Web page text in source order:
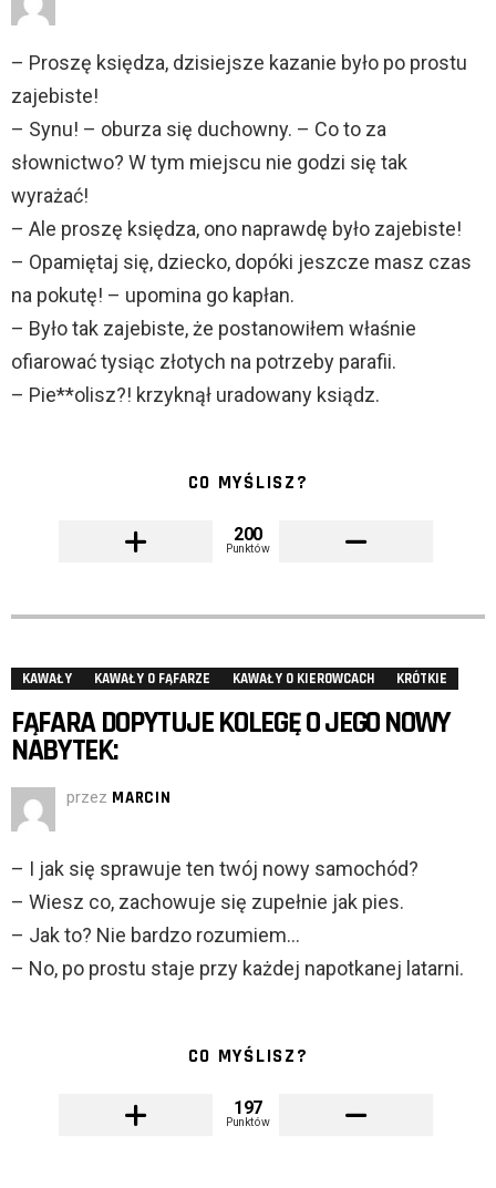
– Proszę księdza, dzisiejsze kazanie było po prostu
zajebiste!
– Synu! – oburza się duchowny. – Co to za
słownictwo? W tym miejscu nie godzi się tak
wyrażać!
– Ale proszę księdza, ono naprawdę było zajebiste!
– Opamiętaj się, dziecko, dopóki jeszcze masz czas
na pokutę! – upomina go kapłan.
– Było tak zajebiste, że postanowiłem właśnie
ofiarować tysiąc złotych na potrzeby parafii.
– Pie**olisz?! krzyknął uradowany ksiądz.
CO MYŚLISZ?
200
Punktów
KAWAŁY KAWAŁY O FĄFARZE KAWAŁY O KIEROWCACH KRÓTKIE
FĄFARA DOPYTUJE KOLEGĘ O JEGO NOWY
NABYTEK:
przez MARCIN
– I jak się sprawuje ten twój nowy samochód?
– Wiesz co, zachowuje się zupełnie jak pies.
– Jak to? Nie bardzo rozumiem…
– No, po prostu staje przy każdej napotkanej latarni.
CO MYŚLISZ?
197
Punktów